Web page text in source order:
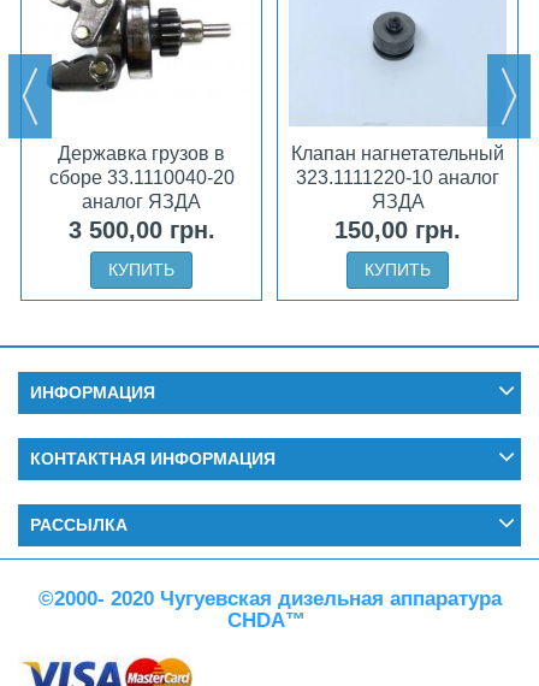
Державка грузов в
сборе 33.1110040-20
аналог ЯЗДА
3 500,00 грн.
КУПИТЬ
Клапан нагнетательный
323.1111220-10 аналог
ЯЗДА
150,00 грн.
КУПИТЬ
ИНФОРМАЦИЯ
КОНТАКТНАЯ ИНФОРМАЦИЯ
РАССЫЛКА
©2000- 2020 Чугуевская дизельная аппаратура
CHDA™